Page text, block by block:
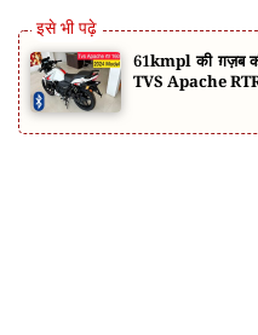
61kmpl की ग़ज़ब
TVS Apache